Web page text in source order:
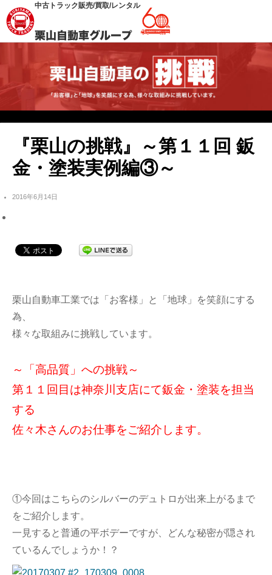
中古トラック販売/買取/レンタル
『栗山の挑戦』～第１１回 鈑
金・塗装実例編③～
2016年6月14日
栗山自動車工業では「お客様」と「地球」を笑顔にする
為、
様々な取組みに挑戦しています。
～「高品質」への挑戦～
第１１回目は神奈川支店にて鈑金・塗装を担当
する
佐々木さんのお仕事をご紹介します。
①今回はこちらのシルバーのデュトロが出来上がるまで
をご紹介します。
一見すると普通の平ボデーですが、どんな秘密が隠され
ているんでしょうか！？